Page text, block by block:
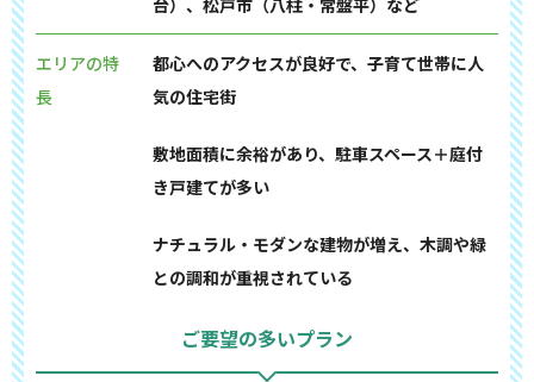
台）、松戸市（八柱・常盤平）など
エリアの特
長
都心へのアクセスが良好で、子育て世帯に人
気の住宅街
敷地面積に余裕があり、駐車スペース＋庭付
き戸建てが多い
ナチュラル・モダンな建物が増え、木調や緑
との調和が重視されている
ご要望の多いプラン